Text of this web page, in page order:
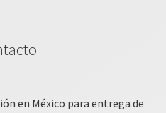
en México para entrega de